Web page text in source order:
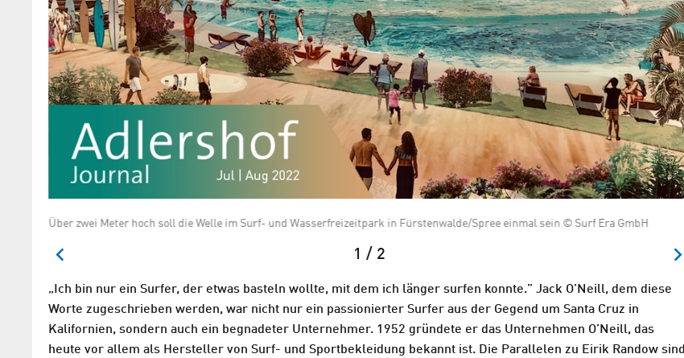
Über zwei Meter hoch soll die Welle im Surf- und Wasserfreizeitpark in Fürstenwalde/Spree einmal sein © Surf Era GmbH
1 / 2
„Ich bin nur ein Surfer, der etwas basteln wollte, mit dem ich länger surfen konnte.” Jack O’Neill, dem diese
Worte zugeschrieben werden, war nicht nur ein passionierter Surfer aus der Gegend um Santa Cruz in
Kalifornien, sondern auch ein begnadeter Unternehmer. 1952 gründete er das Unternehmen O’Neill, das
heute vor allem als Hersteller von Surf- und Sportbekleidung bekannt ist. Die Parallelen zu Eirik Randow sind